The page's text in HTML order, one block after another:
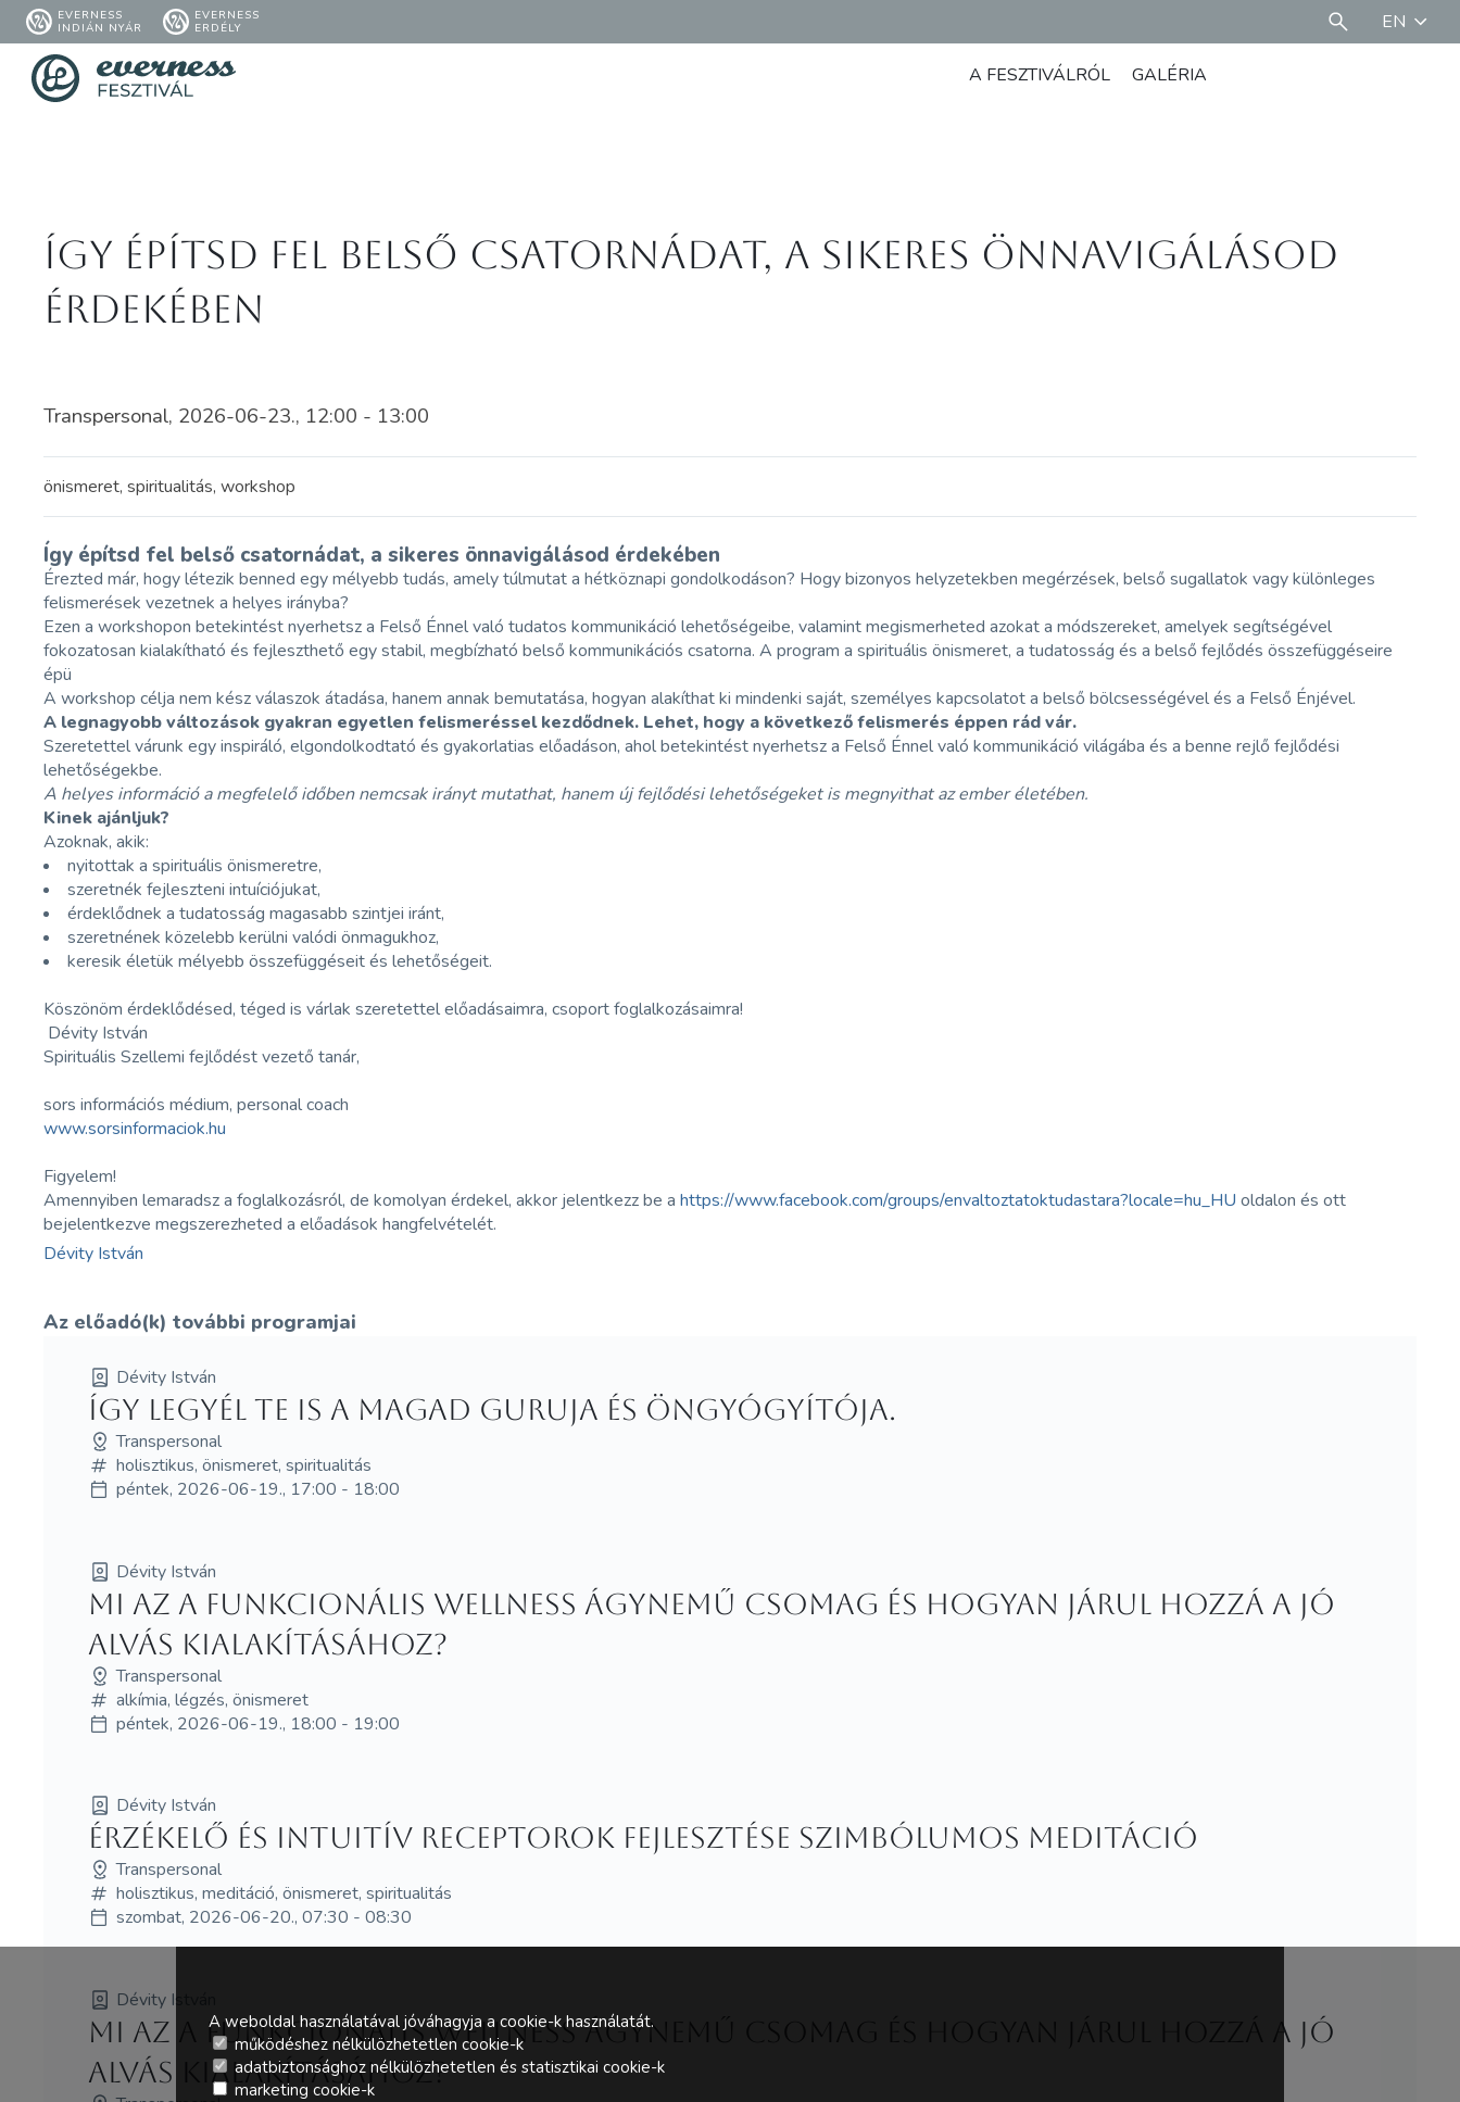
EVERNESS
INDIÁN NYÁR
EVERNESS
ERDÉLY
EN
A FESZTIVÁLRÓL GALÉRIA
Így építsd fel belső csatornádat, a sikeres önnavigálásod
érdekében
Transpersonal, 2026-06-23., 12:00 - 13:00
önismeret, spiritualitás, workshop
Így építsd fel belső csatornádat, a sikeres önnavigálásod érdekében
Érezted már, hogy létezik benned egy mélyebb tudás, amely túlmutat a hétköznapi gondolkodáson? Hogy bizonyos helyzetekben megérzések, belső sugallatok vagy különleges
felismerések vezetnek a helyes irányba?
Ezen a workshopon betekintést nyerhetsz a Felső Énnel való tudatos kommunikáció lehetőségeibe, valamint megismerheted azokat a módszereket, amelyek segítségével
fokozatosan kialakítható és fejleszthető egy stabil, megbízható belső kommunikációs csatorna. A program a spirituális önismeret, a tudatosság és a belső fejlődés összefüggéseire
épü
A workshop célja nem kész válaszok átadása, hanem annak bemutatása, hogyan alakíthat ki mindenki saját, személyes kapcsolatot a belső bölcsességével és a Felső Énjével.
A legnagyobb változások gyakran egyetlen felismeréssel kezdődnek. Lehet, hogy a következő felismerés éppen rád vár.
Szeretettel várunk egy inspiráló, elgondolkodtató és gyakorlatias előadáson, ahol betekintést nyerhetsz a Felső Énnel való kommunikáció világába és a benne rejlő fejlődési
lehetőségekbe.
A helyes információ a megfelelő időben nemcsak irányt mutathat, hanem új fejlődési lehetőségeket is megnyithat az ember életében.
Kinek ajánljuk?
Azoknak, akik:
nyitottak a spirituális önismeretre,
szeretnék fejleszteni intuíciójukat,
érdeklődnek a tudatosság magasabb szintjei iránt,
szeretnének közelebb kerülni valódi önmagukhoz,
keresik életük mélyebb összefüggéseit és lehetőségeit.
Köszönöm érdeklődésed, téged is várlak szeretettel előadásaimra, csoport foglalkozásaimra!
Dévity István
Spirituális Szellemi fejlődést vezető tanár,
sors információs médium, personal coach
www.sorsinformaciok.hu
Figyelem!
Amennyiben lemaradsz a foglalkozásról, de komolyan érdekel, akkor jelentkezz be ahttps://www.facebook.com/groups/envaltoztatoktudastara?locale=hu_HU oldalon és ott
bejelentkezve megszerezheted a előadások hangfelvételét.
Dévity István
Az előadó(k) további programjai
Dévity István
Így legyél te is a magad guruja és öngyógyítója.
Transpersonal
holisztikus, önismeret, spiritualitás
péntek, 2026-06-19., 17:00 - 18:00
Dévity István
Mi az a funkcionális wellness ágynemű csomag és hogyan járul hozzá a jó
alvás kialakításához?
Transpersonal
alkímia, légzés, önismeret
péntek, 2026-06-19., 18:00 - 19:00
Dévity István
Érzékelő és intuitív receptorok fejlesztése szimbólumos meditáció
Transpersonal
holisztikus, meditáció, önismeret, spiritualitás
szombat, 2026-06-20., 07:30 - 08:30
Dévity István
Mi az a funkcionális wellness ágynemű csomag és hogyan járul hozzá a jó
alvás kialakításához?
A weboldal használatával jóváhagyja a cookie-k használatát.
működéshez nélkülözhetetlen cookie-k
adatbiztonsághoz nélkülözhetetlen és statisztikai cookie-k
marketing cookie-k